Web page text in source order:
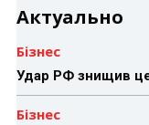
Актуально
Бізнес
Удар РФ знищив
Бізнес